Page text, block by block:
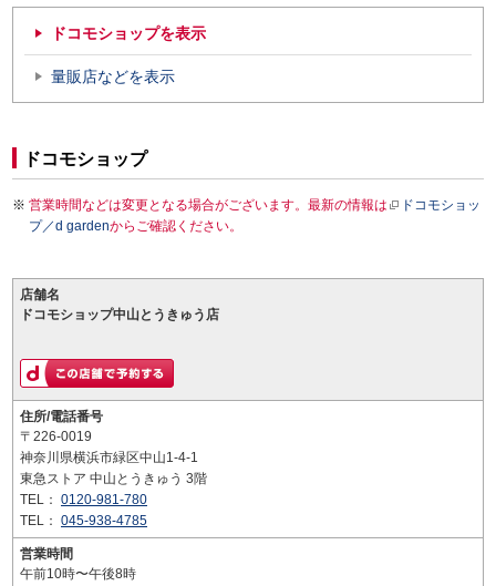
ドコモショップを表示
量販店などを表示
ドコモショップ
営業時間などは変更となる場合がございます。最新の情報は
ドコモショッ
プ／d gardenからご確認ください。
店舗名
ドコモショップ中山とうきゅう店
住所/電話番号
〒226-0019
神奈川県横浜市緑区中山1-4-1
東急ストア 中山とうきゅう 3階
TEL： 0120-981-780
TEL： 045-938-4785
営業時間
午前10時〜午後8時